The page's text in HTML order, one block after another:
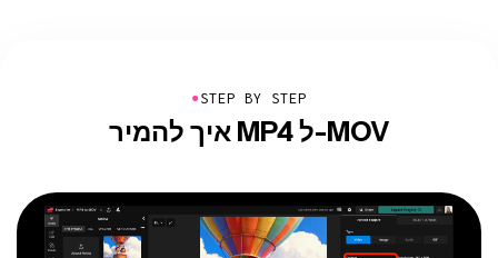
●STEP BY STEP
איך להמיר MP4 ל-MOV